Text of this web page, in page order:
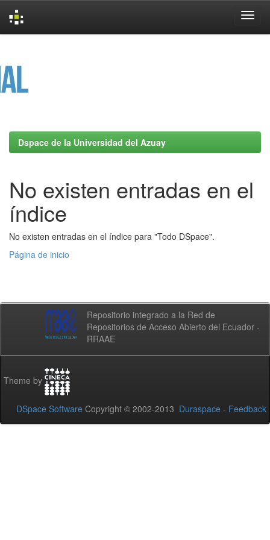
Dspace de la Universidad del Azuay
No existen entradas en el
índice
No existen entradas en el índice para "Todo DSpace".
Página de inicio
Repositorio integrado a la Red de
Repositorios de Acceso Abierto del Ecuador -
RRAAE
Theme by
DSpace Software Copyright © 2002-2013 Duraspace - Feedback